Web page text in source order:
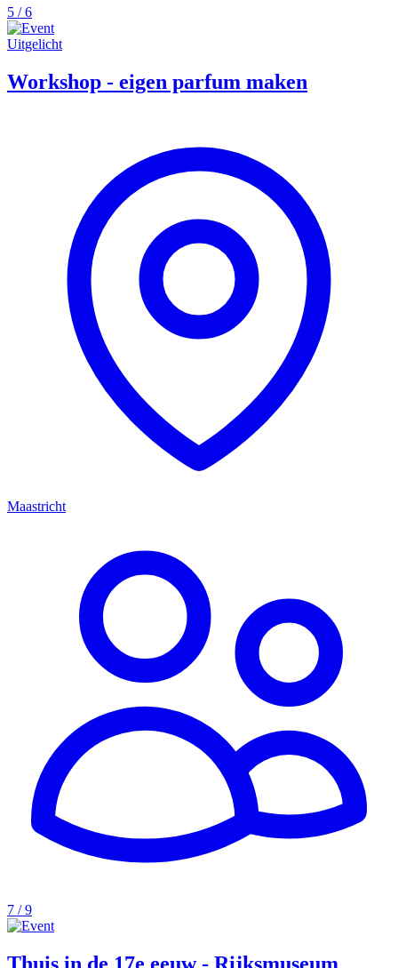
5 / 6
Uitgelicht
Workshop - eigen parfum maken
Maastricht
7 / 9